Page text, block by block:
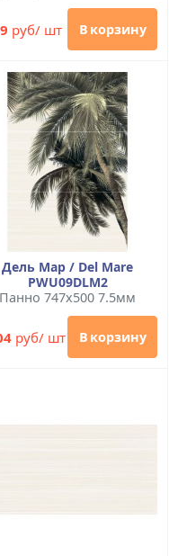
руб/ шт В корзину
Дель Мар / Del Mare
PWU09DLM2
Панно 747x500 7.5мм
руб/ шт В корзину